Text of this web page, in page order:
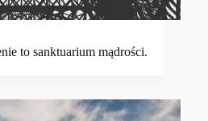
to sanktuarium mądrości.